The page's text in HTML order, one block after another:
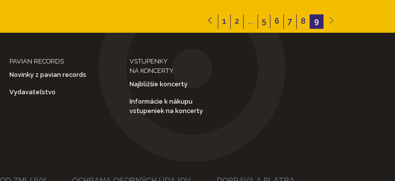
1 2 ... 5 6 7 8 9
PAVIAN RECORDS
Novinky z pavian records
Vydavateľstvo
VSTUPENKY
NA KONCERTY
Najbližšie koncerty
Informácie k nákupu
vstupeniek na koncerty